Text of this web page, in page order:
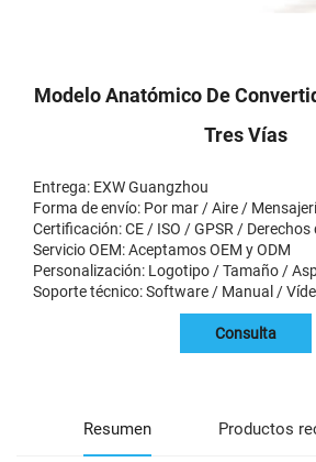
Modelo Anatómico De
Tres Vías
Entrega: EXW Guangzhou
Forma de envío: Por mar / Aire /
Certificación: CE / ISO / GPSR /
Servicio OEM: Aceptamos OEM y ODM
Personalización: Logotipo / Tamaño /
Soporte técnico: Software / Manual /
Consulta
Resumen Productos